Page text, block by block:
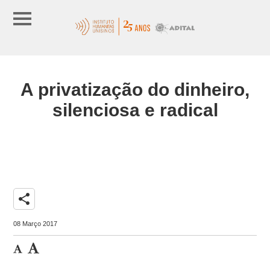
A privatização do dinheiro,
silenciosa e radical
share
08 Março 2017